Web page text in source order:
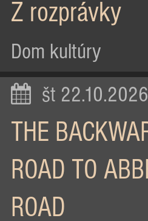
Z rozprávky
Dom kultúry
št 22.10.2026
THE
ROAD TO
ROAD